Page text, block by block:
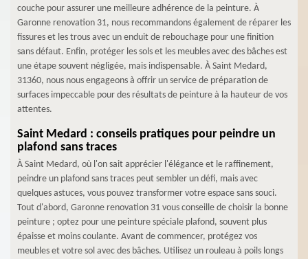
couche pour assurer une meilleure adhérence de la peinture. À
Garonne renovation 31, nous recommandons également de réparer les
fissures et les trous avec un enduit de rebouchage pour une finition
sans défaut. Enfin, protéger les sols et les meubles avec des bâches est
une étape souvent négligée, mais indispensable. À Saint Medard,
31360, nous nous engageons à offrir un service de préparation de
surfaces impeccable pour des résultats de peinture à la hauteur de vos
attentes.
Saint Medard : conseils pratiques pour peindre un
plafond sans traces
À Saint Medard, où l'on sait apprécier l'élégance et le raffinement,
peindre un plafond sans traces peut sembler un défi, mais avec
quelques astuces, vous pouvez transformer votre espace sans souci.
Tout d'abord, Garonne renovation 31 vous conseille de choisir la bonne
peinture ; optez pour une peinture spéciale plafond, souvent plus
épaisse et moins coulante. Avant de commencer, protégez vos
meubles et votre sol avec des bâches. Utilisez un rouleau à poils longs